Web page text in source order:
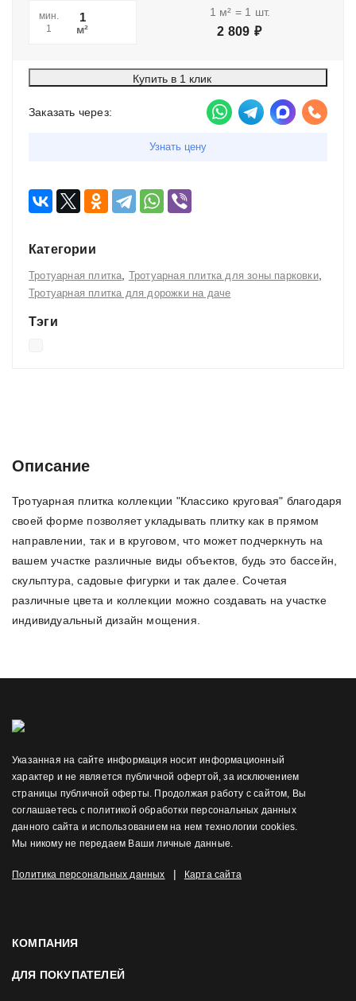
мин.
1
м²
1 м² = 1 шт.
2 809 ₽
Купить в 1 клик
Заказать через:
Узнать цену
Категории
Тротуарная плитка Тротуарная плитка для зоны парковки,
Тротуарная плитка для дорожки на даче
Тэги
Описание
Тротуарная плитка коллекции "Классико круговая" благодаря
своей форме позволяет укладывать плитку как в прямом
направлении, так и в круговом, что может подчеркнуть на
вашем участке различные виды объектов, будь это бассейн,
скульптура, садовые фигурки и так далее. Сочетая
различные цвета и коллекции можно создавать на участке
индивидуальный дизайн мощения.
Указанная на сайте информация носит информационный
характер и не является публичной офертой, за исключением
страницы публичной оферты. Продолжая работу с сайтом, Вы
соглашаетесь с политикой обработки персональных данных
данного сайта и использованием на нем технологии cookies.
Мы никому не передаем Ваши личные данные.
Политика персональных данных | Карта сайта
КОМПАНИЯ
ДЛЯ ПОКУПАТЕЛЕЙ